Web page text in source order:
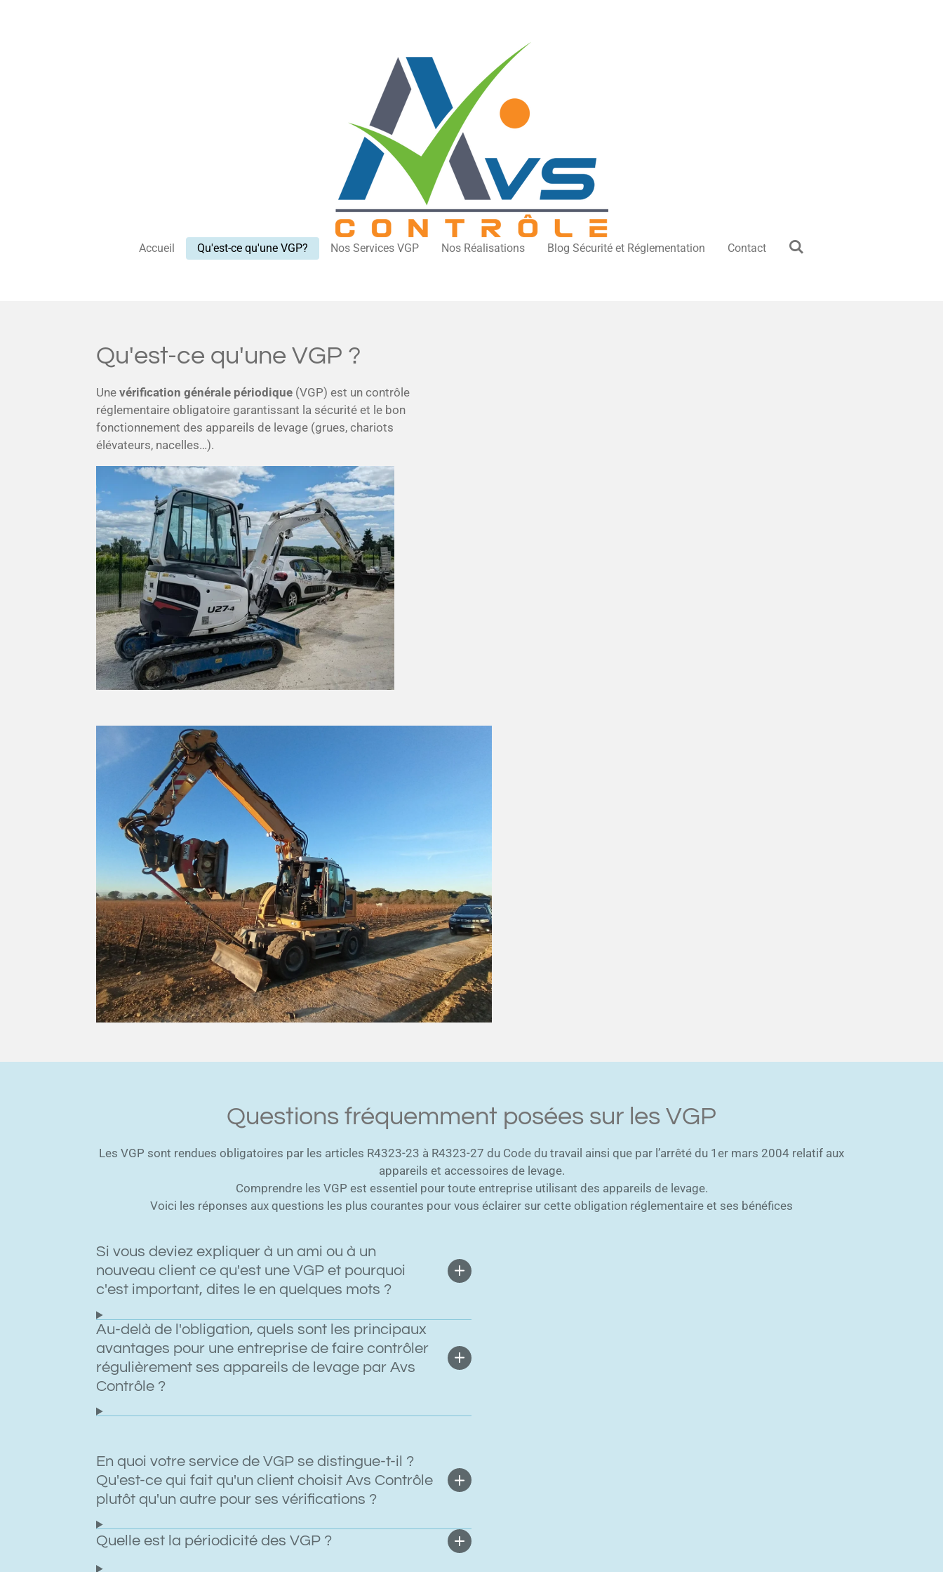
Accueil Qu'est-ce qu'une VGP? Nos Services VGP Nos Réalisations Blog Sécurité et Réglementation Contact
Qu'est-ce qu'une VGP ?
Une vérification générale périodique (VGP) est un contrôle
réglementaire obligatoire garantissant la sécurité et le bon
fonctionnement des appareils de levage (grues, chariots
élévateurs, nacelles…).
Questions fréquemment posées sur les VGP
Les VGP sont rendues obligatoires par les articles R4323-23 à R4323-27 du Code du travail ainsi que par l’arrêté du 1er mars 2004 relatif aux
appareils et accessoires de levage.
Comprendre les VGP est essentiel pour toute entreprise utilisant des appareils de levage.
Voici les réponses aux questions les plus courantes pour vous éclairer sur cette obligation réglementaire et ses bénéfices
Si vous deviez expliquer à un ami ou à un
nouveau client ce qu'est une VGP et pourquoi
c'est important, dites le en quelques mots ?
Au-delà de l'obligation, quels sont les principaux
avantages pour une entreprise de faire contrôler
régulièrement ses appareils de levage par Avs
Contrôle ?
En quoi votre service de VGP se distingue-t-il ?
Qu'est-ce qui fait qu'un client choisit Avs Contrôle
plutôt qu'un autre pour ses vérifications ?
Quelle est la périodicité des VGP ?